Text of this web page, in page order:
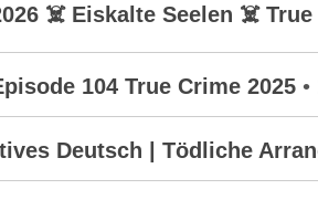
☠️ Eiskalte Seelen ☠️
104 True Crime 2025 •
Deutsch | Tödliche